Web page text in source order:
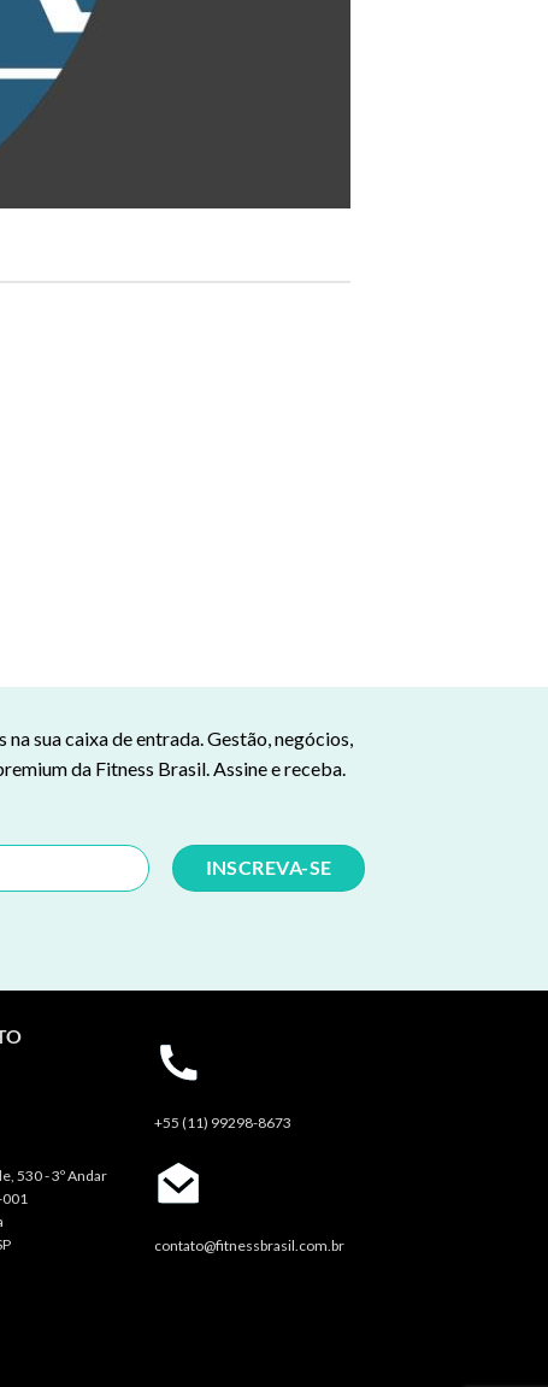
sua caixa de entrada. Gestão, negócios,
da Fitness Brasil. Assine e receba.
530 - 3º Andar
001
+55 (11) 99298-8673
contato@fitnessbrasil.com.br